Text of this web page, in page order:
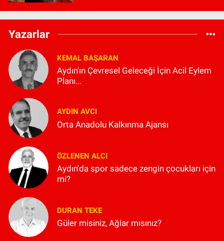
Yazarlar
KEMAL BAŞARAN
Aydın'ın Çevresel Geleceği İçin Acil Eylem
Planı...
AYDIN AVCI
Orta Anadolu Kalkınma Ajansı
ÖZLENEN ALCI
Aydın'da spor sadece zengin çocukları için
mi?
DURAN TEKE
Güler misiniz, Ağlar mısınız?